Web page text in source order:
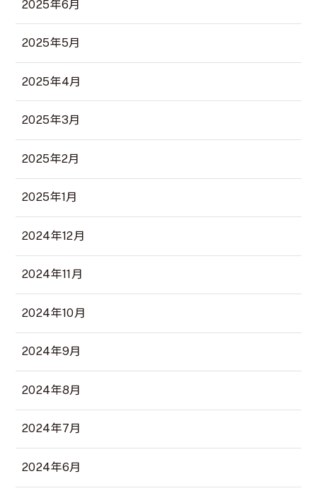
2025年6月
2025年5月
2025年4月
2025年3月
2025年2月
2025年1月
2024年12月
2024年11月
2024年10月
2024年9月
2024年8月
2024年7月
2024年6月